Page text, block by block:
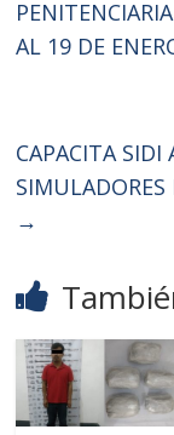
AL 19 DE
CAPACITA SIDI
→